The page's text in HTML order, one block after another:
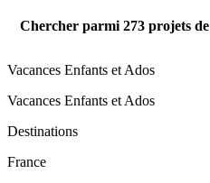
Chercher parmi 273 projets
Vacances Enfants et Ados
Vacances Enfants et Ados
Destinations
France